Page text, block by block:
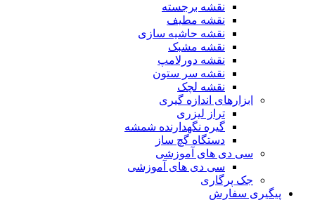
نقشه برجسته
نقشه مطیف
نقشه حاشیه سازی
نقشه مشبک
نقشه دورلامپ
نقشه سر ستون
نقشه لچک
ابزارهای اندازه گیری
تراز لیزری
گیره نگهدارنده شمشه
دستگاه گچ ساز
سی دی های آموزشی
سی دی های آموزشی
جک پرگاری
پیگیری سفارش